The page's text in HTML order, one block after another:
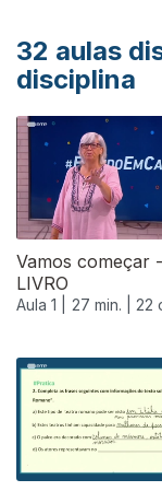
32 aulas
disciplina
Vamos começar
LIVRO
Aula 1 | 27 min. | 22